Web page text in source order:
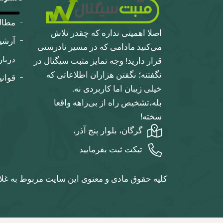
اصلا اهمیتی نداره که چقدر تلاش
می‌کنید مادامی که در مسیر نادرستی
قرار دارید! وجه تمایز مثبت سیگنال در
نگفتنه؛ نگفتن هزاران اطلاعاتی که
خیلی زیبان اما کاربردی نه.
بله،تشخیص راه از بی‌راهه واقعا
سخته!
گرگان، بلوار پنج آذر،
تیکت ثبت بفرمایید
کلیه حقوق مادی و معنوی این سایت مربوط به